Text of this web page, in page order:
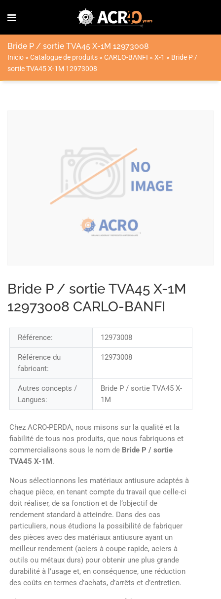
Bride P / sortie TVA45 X-1M 12973008
Inicio » Catalogue de produits » CARLO-BANFI » X-1 » Bride P /
sortie TVA45 X-1M 12973008
Bride P / sortie TVA45 X-1M
12973008 CARLO-BANFI
Référence: 12973008
Référence du
fabricant:
12973008
Autres concepts /
Langues:
Bride P / sortie TVA45 X-
1M
Chez ACRO-PERDA, nous misons sur la qualité et la
fiabilité de tous nos produits, que nous fabriquons et
commercialisons sous le nom de Bride P / sortie
TVA45 X-1M.
Nous sélectionnons les matériaux antiusure adaptés à
chaque pièce, en tenant compte du travail que celle-ci
doit réaliser, de sa fonction et de l’objectif de
rendement standard à atteindre. Dans des cas
particuliers, nous étudions la possibilité de fabriquer
des pièces avec des matériaux antiusure ayant un
meilleur rendement (aciers à coupe rapide, aciers à
outils ou métaux durs) pour obtenir une plus grande
durabilité à l’usage et, en conséquence, une réduction
des coûts en termes d’achats, d’arrêts et d’entretien.